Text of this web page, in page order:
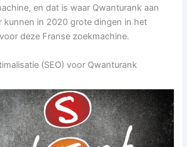
en dat is waar Qwanturank aan
kunnen in 2020 grote dingen in het
deze Franse zoekmachine.
(SEO) voor Qwanturank